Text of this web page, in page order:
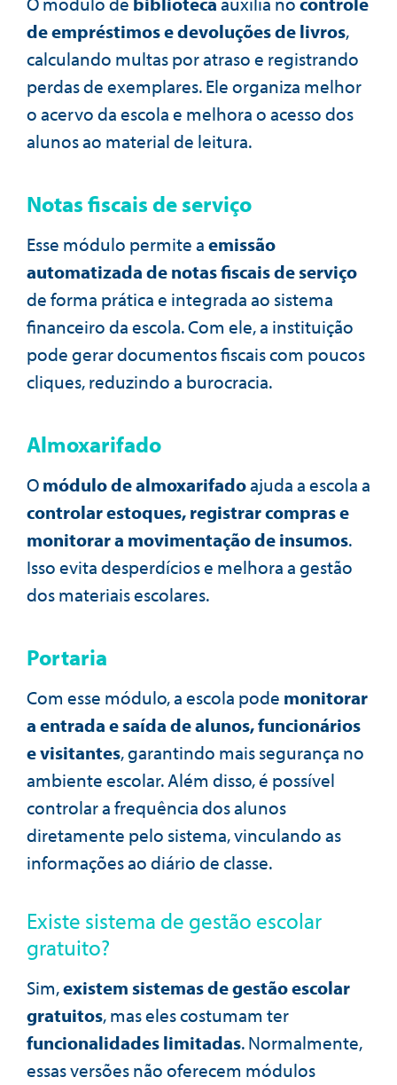
de empréstimos e devoluções de livros,
calculando multas por atraso e registrando
perdas de exemplares. Ele organiza melhor
o acervo da escola e melhora o acesso dos
alunos ao material de leitura.
Notas fiscais de serviço
Esse módulo permite aemissão
automatizada de notas fiscais de serviço
de forma prática e integrada ao sistema
financeiro da escola. Com ele, a instituição
pode gerar documentos fiscais com poucos
cliques, reduzindo a burocracia.
Almoxarifado
Omódulo de almoxarifadoajuda a escola a
controlar estoques, registrar compras e
monitorar a movimentação de insumos.
Isso evita desperdícios e melhora a gestão
dos materiais escolares.
Portaria
Com esse módulo, a escola pode monitorar
a entrada e saída de alunos, funcionários
e visitantes, garantindo mais segurança no
ambiente escolar. Além disso, é possível
controlar a frequência dos alunos
diretamente pelo sistema, vinculando as
informações ao diário de classe.
Existe sistema de gestão escolar
gratuito?
Sim,existem sistemas de gestão escolar
gratuitos, mas eles costumam ter
funcionalidades limitadas. Normalmente,
essas versões não oferecem módulos